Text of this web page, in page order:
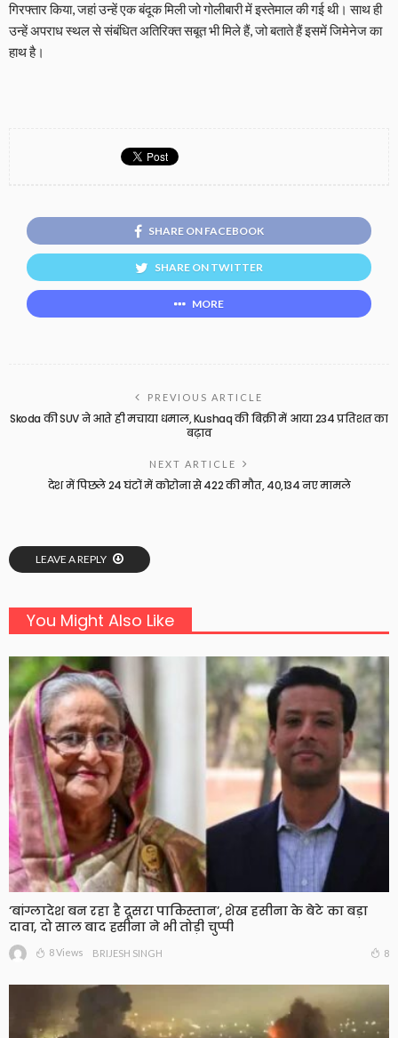
गिरफ्तार किया, जहां उन्हें एक बंदूक मिली जो गोलीबारी में इस्तेमाल की गई थी। साथ ही
उन्हें अपराध स्थल से संबंधित अतिरिक्त सबूत भी मिले हैं, जो बताते हैं इसमें जिमेनेज का
हाथ है।
SHARE ON FACEBOOK
SHARE ON TWITTER
MORE
PREVIOUS ARTICLE
Skoda की SUV ने आते ही मचाया धमाल, Kushaq की बिक्री में आया 234 प्रतिशत का
बढ़ाव
NEXT ARTICLE
देश में पिछले 24 घंटों में कोरोना से 422 की मौत, 40,134 नए मामले
LEAVE A REPLY
You Might Also Like
‘बांग्लादेश बन रहा है दूसरा पाकिस्तान’, शेख हसीना के बेटे का बड़ा
दावा, दो साल बाद हसीना ने भी तोड़ी चुप्पी
8 Views BRIJESH SINGH 8